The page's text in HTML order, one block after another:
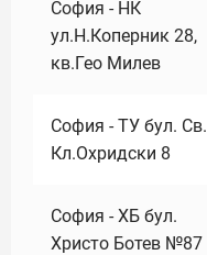
София - НК
ул.Н.Коперник 28,
кв.Гео Милев
София - ТУ бул. Св.
Кл.Охридски 8
София - ХБ бул.
Христо Ботев №87